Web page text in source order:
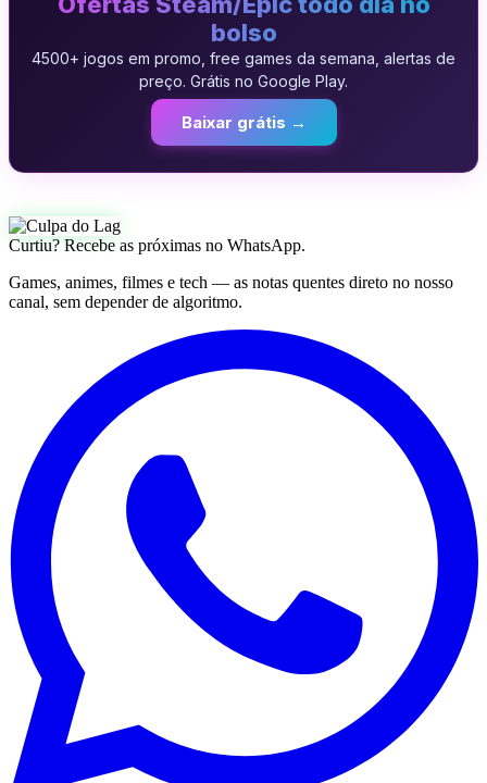
bolso
4500+ jogos em promo, free games da semana, alertas de
preço. Grátis no Google Play.
Baixar grátis →
Curtiu? Recebe as próximas no WhatsApp.
Games, animes, filmes e tech — as notas quentes direto no nosso
canal, sem depender de algoritmo.